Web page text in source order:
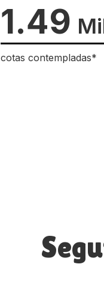
1.49
cotas contempladas*